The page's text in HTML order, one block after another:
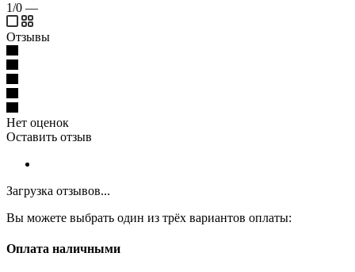
1/0 —
Отзывы
Нет оценок
Оставить отзыв
Загрузка отзывов...
Вы можете выбрать один из трёх вариантов оплаты:
Оплата наличными